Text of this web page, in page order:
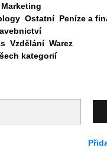
Marketing
Ostatní Peníze a
Vzdělání Warez
kategorií